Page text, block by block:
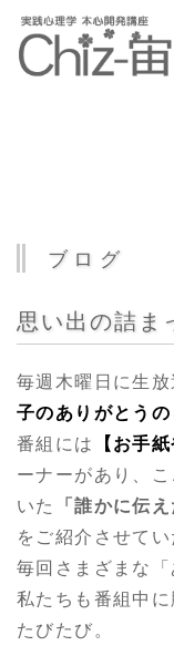
ブログ
思い出の詰ま
毎週木曜日に生
子のありがとうの
番組には
【お手
ーナーがあり、
いた
「誰かに伝
をご紹介させてい
毎回さまざまな
私たちも番組中
たびたび。